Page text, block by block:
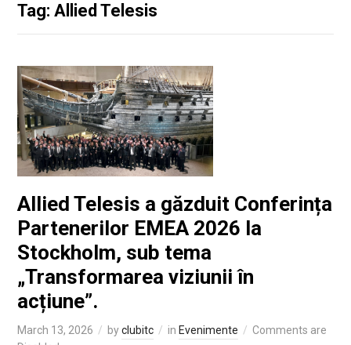
Tag: Allied Telesis
Allied Telesis a găzduit Conferința
Partenerilor EMEA 2026 la
Stockholm, sub tema
„Transformarea viziunii în
acțiune”.
March 13, 2026 byclubitc in Evenimente
Comments are